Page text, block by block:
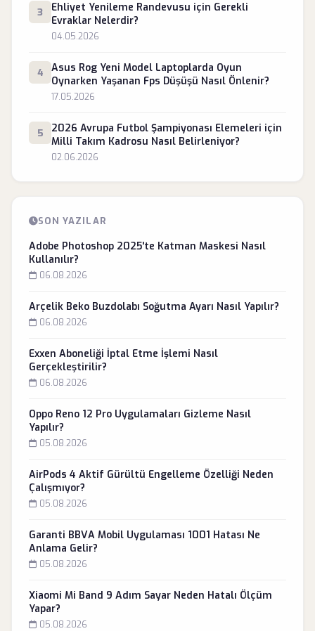
3
Ehliyet Yenileme Randevusu için Gerekli
Evraklar Nelerdir?
04.05.2026
4
Asus Rog Yeni Model Laptoplarda Oyun
Oynarken Yaşanan Fps Düşüşü Nasıl Önlenir?
17.05.2026
5
2026 Avrupa Futbol Şampiyonası Elemeleri için
Milli Takım Kadrosu Nasıl Belirleniyor?
02.06.2026
SON YAZILAR
Adobe Photoshop 2025'te Katman Maskesi Nasıl
Kullanılır?
06.08.2026
Arçelik Beko Buzdolabı Soğutma Ayarı Nasıl Yapılır?
06.08.2026
Exxen Aboneliği İptal Etme İşlemi Nasıl
Gerçekleştirilir?
06.08.2026
Oppo Reno 12 Pro Uygulamaları Gizleme Nasıl
Yapılır?
05.08.2026
AirPods 4 Aktif Gürültü Engelleme Özelliği Neden
Çalışmıyor?
05.08.2026
Garanti BBVA Mobil Uygulaması 1001 Hatası Ne
Anlama Gelir?
05.08.2026
Xiaomi Mi Band 9 Adım Sayar Neden Hatalı Ölçüm
Yapar?
05.08.2026